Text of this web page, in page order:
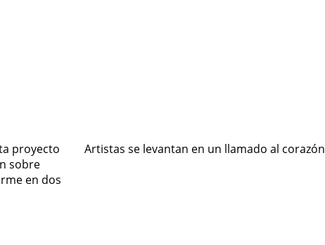
proyecto
sobre
en dos
Artistas se levantan en un llamado al corazón